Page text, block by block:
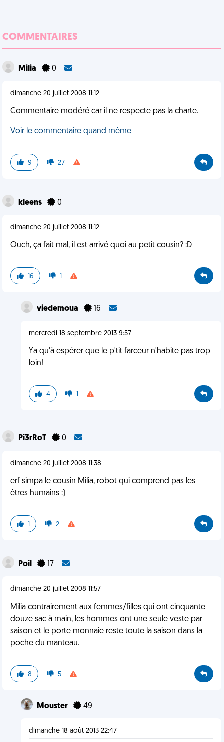
COMMENTAIRES
Milia 0
dimanche 20 juillet 2008 11:12
Commentaire modéré car il ne respecte pas la charte.
Voir le commentaire quand même
9 27
kleens 0
dimanche 20 juillet 2008 11:12
Ouch, ça fait mal, il est arrivé quoi au petit cousin? :D
16 1
viedemoua 16
mercredi 18 septembre 2013 9:57
Ya qu'à espérer que le p'tit farceur n'habite pas trop
loin!
4 1
Pi3rRoT 0
dimanche 20 juillet 2008 11:38
erf simpa le cousin Milia, robot qui comprend pas les
êtres humains :)
1 2
Poil 17
dimanche 20 juillet 2008 11:57
Milia contrairement aux femmes/filles qui ont cinquante
douze sac à main, les hommes ont une seule veste par
saison et le porte monnaie reste toute la saison dans la
poche du manteau.
8 5
Mouster 49
dimanche 18 août 2013 22:47